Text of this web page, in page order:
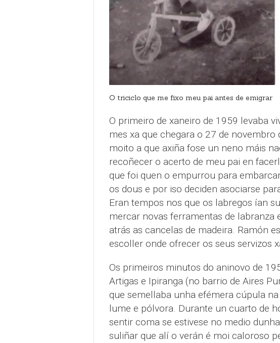
O triciclo que me fixo meu pai antes de emigrar
O primeiro de xaneiro de 1959 levaba
mes xa que chegara o 27 de
moito a que axiña fose un neno máis
recoñecer o acerto de meu pai en
que foi quen o empurrou para
os dous e por iso deciden asociarse
Eran tempos nos que os labregos ían
mercar novas ferramentas de labranza
atrás as cancelas de madeira. Ramón
escoller onde ofrecer os seus servizos
Os primeiros minutos do aninovo de
Artigas e Ipiranga (no barrio de Aires
que semellaba unha efémera cúpula
lume e pólvora. Durante un cuarto de
sentir coma se estivese no medio
suliñar que alí o verán é moi caloroso